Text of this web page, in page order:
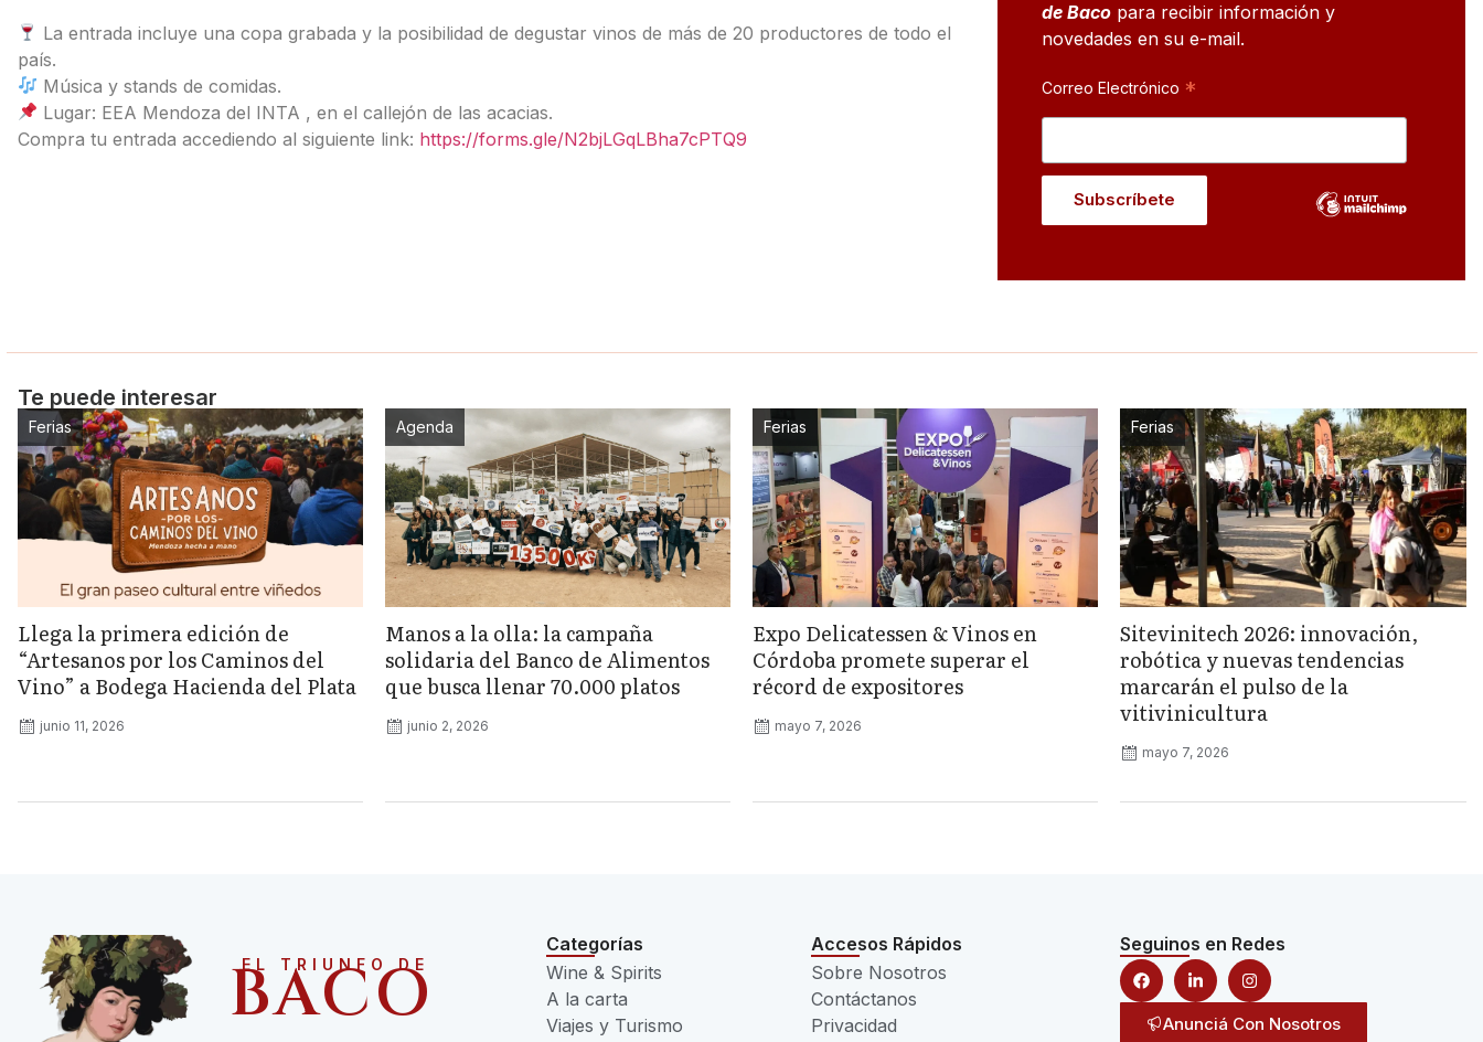
La entrada incluye una copa grabada y la posibilidad de degustar vinos de más de 20 productores de todo el
país.
Música y stands de comidas.
Lugar: EEA Mendoza del INTA , en el callejón de las acacias.
Compra tu entrada accediendo al siguiente link: https://forms.gle/N2bjLGqLBha7cPTQ9
de Baco para recibir información y
novedades en su e-mail.
Correo Electrónico *
Te puede interesar
Ferias
Llega la primera edición de
“Artesanos por los Caminos del
Vino” a Bodega Hacienda del Plata
junio 11, 2026
Agenda
Manos a la olla: la campaña
solidaria del Banco de Alimentos
que busca llenar 70.000 platos
junio 2, 2026
Ferias
Expo Delicatessen & Vinos en
Córdoba promete superar el
récord de expositores
mayo 7, 2026
Ferias
Sitevinitech 2026: innovación,
robótica y nuevas tendencias
marcarán el pulso de la
vitivinicultura
mayo 7, 2026
EL TRIUNFO DE
BACO
Categorías
Wine & Spirits
A la carta
Viajes y Turismo
Accesos Rápidos
Sobre Nosotros
Contáctanos
Privacidad
Seguinos en Redes
Anunciá Con Nosotros